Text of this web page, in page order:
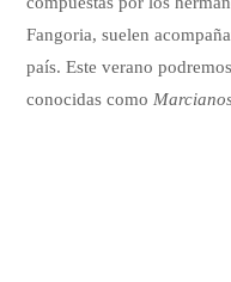
Fangoria, suelen
país. Este verano
conocidas como